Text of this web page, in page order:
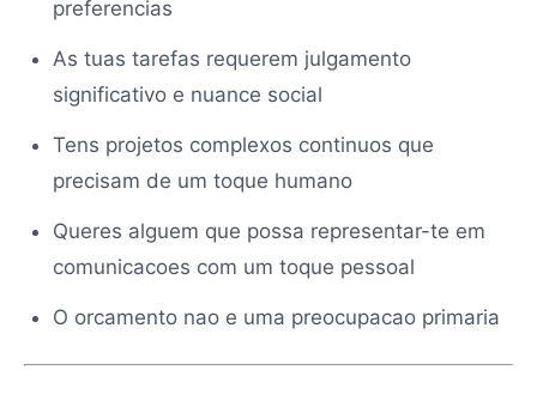
preferencias
As tuas tarefas requerem julgamento
significativo e nuance social
Tens projetos complexos continuos que
precisam de um toque humano
Queres alguem que possa representar-te em
comunicacoes com um toque pessoal
O orcamento nao e uma preocupacao primaria